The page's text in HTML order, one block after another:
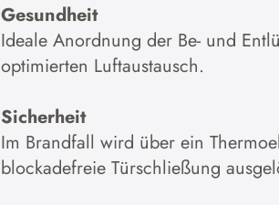
Zur Datenschutzerklärung
Gesundheit
Ideale Anordnung der Be- und
optimierten Luftaustausch.
Sicherheit
Im Brandfall wird über ein
blockadefreie Türschließung